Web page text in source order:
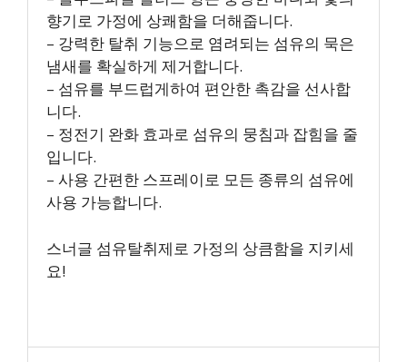
향기로 가정에 상쾌함을 더해줍니다.
– 강력한 탈취 기능으로 염려되는 섬유의 묵은
냄새를 확실하게 제거합니다.
– 섬유를 부드럽게하여 편안한 촉감을 선사합
니다.
– 정전기 완화 효과로 섬유의 뭉침과 잡힘을 줄
입니다.
– 사용 간편한 스프레이로 모든 종류의 섬유에
사용 가능합니다.
스너글 섬유탈취제로 가정의 상큼함을 지키세
요!